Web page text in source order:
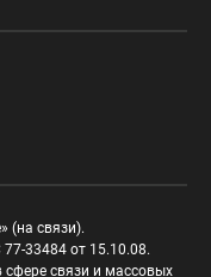
(на связи).
33484 от 15.10.08.
связи и массовых